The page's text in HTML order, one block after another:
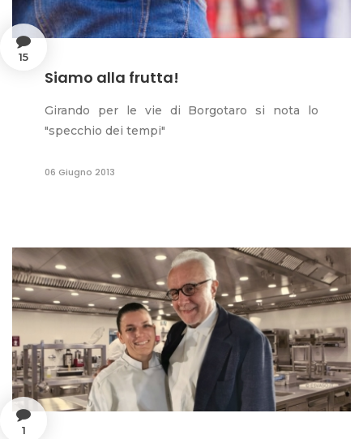
15
Siamo alla frutta!
Girando per le vie di Borgotaro si nota lo
"specchio dei tempi"
06 Giugno 2013
1